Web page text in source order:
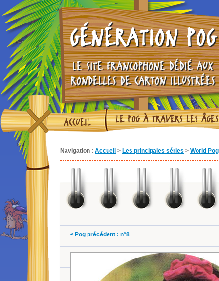
GÉNÉRATION POG
LE SITE FRANCOPHONE DÉDIÉ AUX
RONDELLES DE CARTON ILLUSTRÉES
ACCUEIL LE POG À TRAVERS LES ÂGES
Navigation : Accueil > Les principales séries > World
< Pog précédent : n°8